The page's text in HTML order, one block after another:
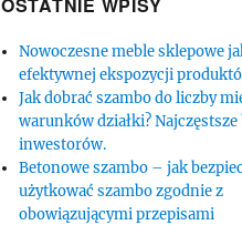
Nowoczesne meble sklepowe
efektywnej ekspozycji
Jak dobrać szambo do liczby
warunków działki? Najczęstsze
inwestorów.
Betonowe szambo – jak
użytkować szambo zgodnie z
obowiązującymi przepisami